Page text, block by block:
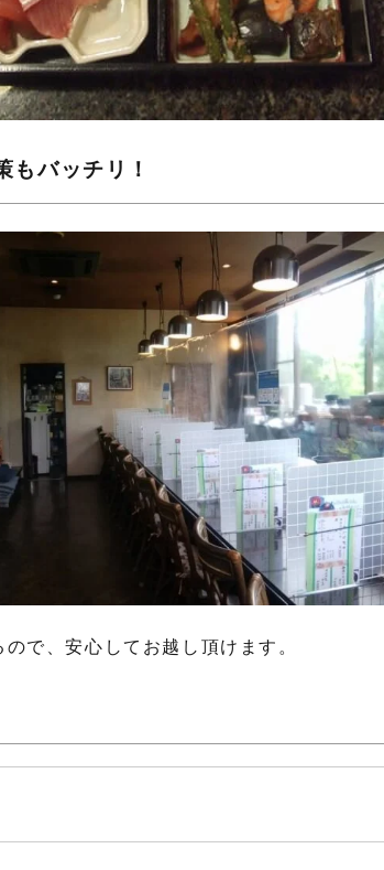
もバッチリ！
で、安心してお越し頂けます。